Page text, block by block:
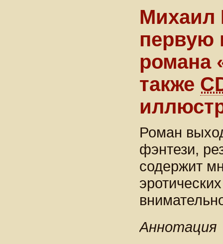
Михаил
первую
романа
также
Роман
фэнтези,
содержит
Аннотация